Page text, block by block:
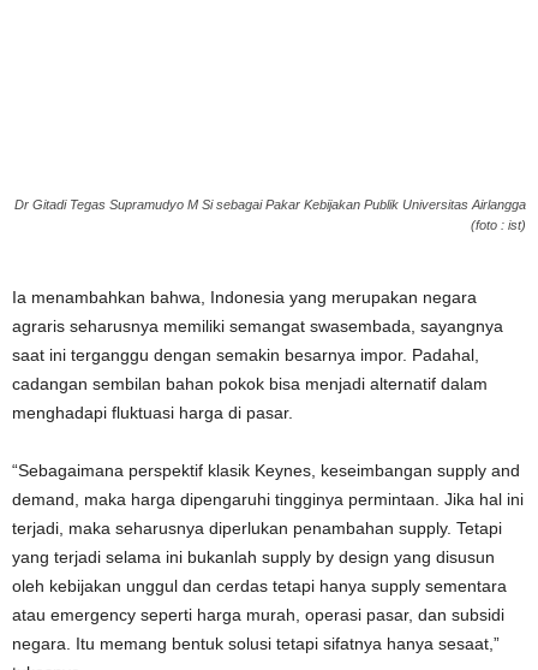
Dr Gitadi Tegas Supramudyo M Si sebagai Pakar Kebijakan Publik Universitas Airlangga
(foto : ist)
Ia menambahkan bahwa, Indonesia yang merupakan negara
agraris seharusnya memiliki semangat swasembada, sayangnya
saat ini terganggu dengan semakin besarnya impor. Padahal,
cadangan sembilan bahan pokok bisa menjadi alternatif dalam
menghadapi fluktuasi harga di pasar.
“Sebagaimana perspektif klasik Keynes, keseimbangan supply and
demand, maka harga dipengaruhi tingginya permintaan. Jika hal ini
terjadi, maka seharusnya diperlukan penambahan supply. Tetapi
yang terjadi selama ini bukanlah supply by design yang disusun
oleh kebijakan unggul dan cerdas tetapi hanya supply sementara
atau emergency seperti harga murah, operasi pasar, dan subsidi
negara. Itu memang bentuk solusi tetapi sifatnya hanya sesaat,”